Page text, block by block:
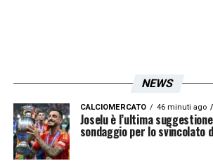
NEWS
CALCIOMERCATO 46 minuti ago
Joselu è l’ultima
sondaggio per lo svincolato